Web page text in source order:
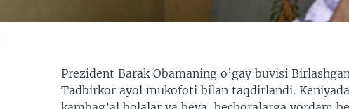
Prezident Barak Obamaning o’gay buvisi
Tadbirkor ayol mukofoti bilan taqdirlandi.